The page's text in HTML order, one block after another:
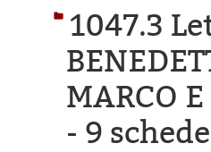
1047.3
MARCO
- 9